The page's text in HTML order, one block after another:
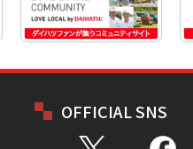
OFFICIAL SNS